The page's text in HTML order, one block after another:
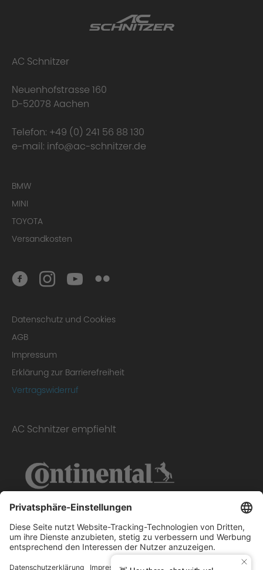
Conclusion
AC Schnitzer
Neuenhofstrasse 160
D-52078 Aachen
Telefon: +49 (0) 241 56 88 130
e-mail: info@ac-schnitzer.de
BMW
MINI
TOYOTA
Versandkosten
Datenschutz und Cookies
AGB
Impressum
Erklärung zur Barrierefreiheit
Vertragswiderruf
AC Schnitzer empfiehlt